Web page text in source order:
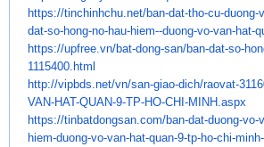
https://tinchinhchu.net/ban-dat-tho-cu-duong-
dat-so-hong-no-hau-hiem--duong-vo-van-hat-
https://upfree.vn/bat-dong-san/ban-dat-so-
1115400.html
http://vipbds.net/vn/san-giao-dich/raovat-
VAN-HAT-QUAN-9-TP-HO-CHI-MINH.aspx
https://tinbatdongsan.com/ban-dat-duong-vo-
hiem-duong-vo-van-hat-quan-9-tp-ho-chi-minh-